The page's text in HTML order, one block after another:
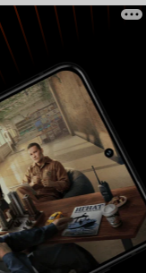
то
Пьетро
Ну
И
из
я это
-